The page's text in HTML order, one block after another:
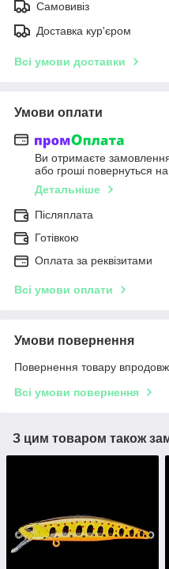
Самовивіз
Доставка кур'єром
Всі умови доставки
Умови оплати
Ви отримаєте
або гроші повернуться
Детальніше
Післяплата
Готівкою
Оплата за реквізитами
Всі умови оплати
Умови повернення
Повернення товару
Всі умови повернення
З цим товаром також